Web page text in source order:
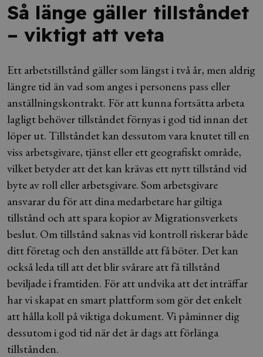
Så länge gäller tillståndet
– viktigt att veta
Ett arbetstillstånd gäller som längst i två år, men aldrig
längre tid än vad som anges i personens pass eller
anställningskontrakt. För att kunna fortsätta arbeta
lagligt behöver tillståndet förnyas i god tid innan det
löper ut. Tillståndet kan dessutom vara knutet till en
viss arbetsgivare, tjänst eller ett geografiskt område,
vilket betyder att det kan krävas ett nytt tillstånd vid
byte av roll eller arbetsgivare. Som arbetsgivare
ansvarar du för att dina medarbetare har giltiga
tillstånd och att spara kopior av Migrationsverkets
beslut. Om tillstånd saknas vid kontroll riskerar både
ditt företag och den anställde att få böter. Det kan
också leda till att det blir svårare att få tillstånd
beviljade i framtiden. För att undvika att det inträffar
har vi skapat en smart plattform som gör det enkelt
att hålla koll på viktiga dokument. Vi påminner dig
dessutom i god tid när det är dags att förlänga
tillstånden.